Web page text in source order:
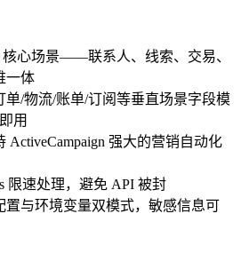
核心场景——联系人、线索、交易、
一体
单/物流/账单/订阅等垂直场景字段模
用
ActiveCampaign 强大的营销自动化
限速处理，避免 API 被封
置与环境变量双模式，敏感信息可